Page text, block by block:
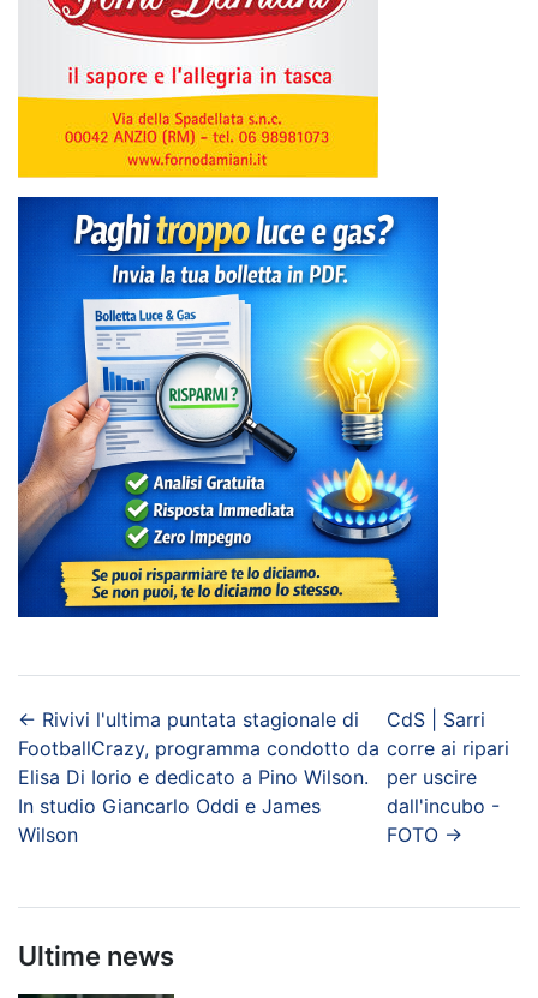
← Rivivi l'ultima puntata stagionale di
FootballCrazy, programma condotto da
Elisa Di Iorio e dedicato a Pino Wilson.
In studio Giancarlo Oddi e James
Wilson
CdS | Sarri
corre ai ripari
per uscire
dall'incubo -
FOTO→
Ultime news